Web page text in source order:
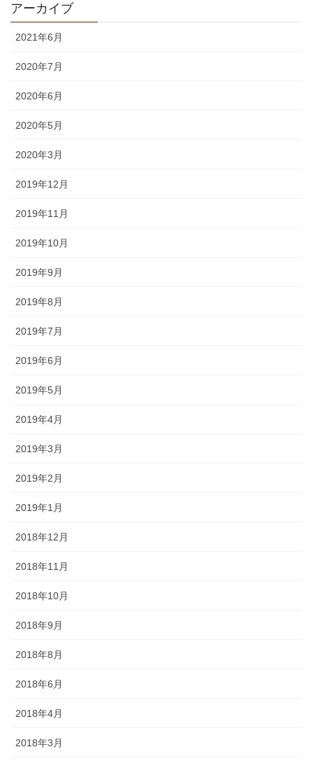
アーカイブ
2021年6月
2020年7月
2020年6月
2020年5月
2020年3月
2019年12月
2019年11月
2019年10月
2019年9月
2019年8月
2019年7月
2019年6月
2019年5月
2019年4月
2019年3月
2019年2月
2019年1月
2018年12月
2018年11月
2018年10月
2018年9月
2018年8月
2018年6月
2018年4月
2018年3月